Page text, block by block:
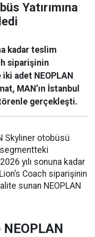
Yatırımına
kadar teslim
siparişinin
adet NEOPLAN
MAN’ın İstanbul
gerçekleşti.
Skyliner otobüsü
yılı sonuna kadar
Coach siparişinin
sunan NEOPLAN